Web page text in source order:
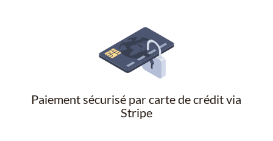
Paiement sécurisé par carte de crédit via
Stripe